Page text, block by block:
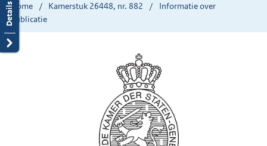
Home Kamerstuk 26448, nr. 882
Informatie over
publicatie